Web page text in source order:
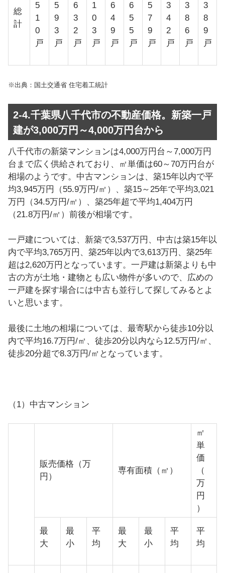
総
計
5
1
0
戸
5
9
3
戸
6
3
2
戸
1
0
3
戸
6
4
9
戸
6
5
5
戸
5
7
9
戸
3
4
2
戸
3
8
6
戸
3
8
9
戸
※出典：国土交通省 住宅着工統計
2-4.千葉県八千代市の不動産価格。新築一戸
建が3,000万円～4,000万円台から
八千代市の新築マンションは4,000万円台～7,000万円
台まで広く供給されており、㎡単価は60～70万円台が
相場のようです。中古マンションは、築15年以内で平
均3,945万円（55.9万円/㎡）、築15～25年で平均3,021
万円（34.5万円/㎡）、築25年超で平均1,404万円
（21.8万円/㎡）前後が相場です。
一戸建については、新築で3,537万円、中古は築15年以
内で平均3,765万円、築25年以内で3,613万円、築25年
超は2,620万円となっています。一戸建は新築よりも中
古の方が土地・建物とも広い物件が多いので、広めの
一戸建を探す場合には中古も並行して探してみるとよ
いと思います。
最後に土地の相場については、最寄駅から徒歩10分以
内で平均16.7万円/㎡、徒歩20分以内なら12.5万円/㎡、
徒歩20分超で8.3万円/㎡となっています。
（1）中古マンション
販売価格（万
円）
専有面積（㎡）
㎡
単
価
（
万
円
）
最
大
最
小
平
均
最
大
最
小
平
均
平
均